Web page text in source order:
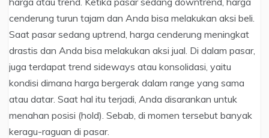
cenderung turun tajam dan Anda bisa melakukan aksi beli.
Saat pasar sedang uptrend, harga cenderung meningkat
drastis dan Anda bisa melakukan aksi jual. Di dalam pasar,
juga terdapat trend sideways atau konsolidasi, yaitu
kondisi dimana harga bergerak dalam range yang sama
atau datar. Saat hal itu terjadi, Anda disarankan untuk
menahan posisi (hold). Sebab, di momen tersebut banyak
keragu-raguan di pasar.